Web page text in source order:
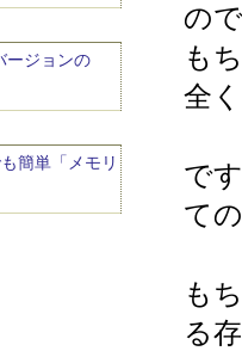
ージョンの
簡単「メモリ
の
も
全
で
て
も
る